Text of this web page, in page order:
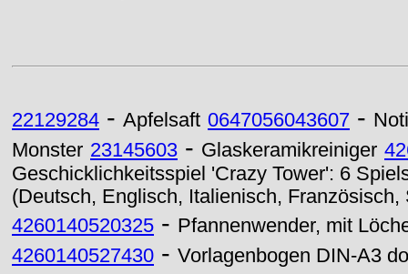
22129284 - Apfelsaft 0647056043607 -
Monster 23145603 - Glaskeramikreiniger
Geschicklichkeitsspiel 'Crazy Tower': 6
(Deutsch, Englisch, Italienisch,
4260140520325 - Pfannenwender, mit
4260140527430 - Vorlagenbogen DIN-A3